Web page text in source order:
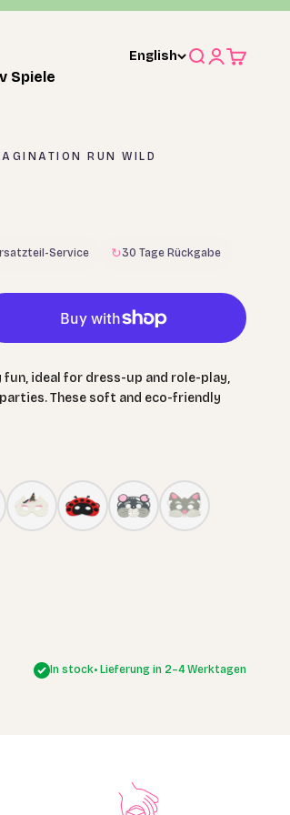
Spiele
English Search
Login
Cart
RUN WILD
Service ↻30 Tage Rückgabe
ideal for dress-up and role-play,
These soft and eco-friendly
In stock• Lieferung in 2–4 Werktagen